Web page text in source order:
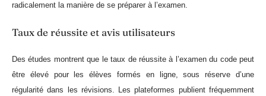
radicalement la manière de se préparer à l’examen.
Taux de réussite et avis utilisateurs
Des études montrent que le taux de réussite à l’examen du code peut
être élevé pour les élèves formés en ligne, sous réserve d’une
régularité dans les révisions. Les plateformes publient fréquemment